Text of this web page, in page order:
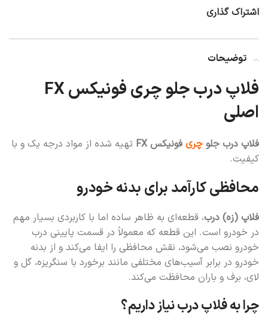
اشتراک گذاری
توضیحات
فلاپ درب جلو چری فونیکس FX
اصلی
فلاپ درب جلو چری فونیکس FX
تهیه شده از مواد درجه یک و با
کیفیت.
محافظی کارآمد برای بدنه خودرو
فلاپ (زه) درب، قطعه‌ای به ظاهر ساده اما با کاربردی بسیار مهم
در خودرو است. این قطعه که معمولاً در قسمت پایینی درب
خودرو نصب می‌شود، نقش محافظی را ایفا می‌کند و از بدنه
خودرو در برابر آسیب‌های مختلفی مانند برخورد با سنگریزه، گل و
لای، برف و باران محافظت می‌کند.
چرا به فلاپ درب نیاز داریم؟